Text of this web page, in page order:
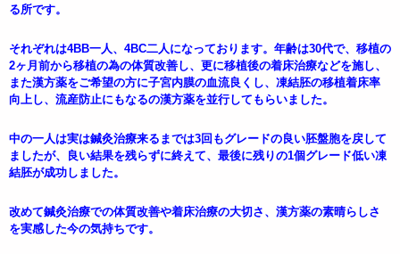
る所です。
それぞれは4BB一人、4BC二人になっております。年齢は30代で、移植の
2ヶ月前から移植の為の体質改善し、更に移植後の着床治療などを施し、
また漢方薬をご希望の方に子宮内膜の血流良くし、凍結胚の移植着床率
向上し、流産防止にもなるの漢方薬を並行してもらいました。
中の一人は実は鍼灸治療来るまでは3回もグレードの良い胚盤胞を戻して
ましたが、良い結果を残らずに終えて、最後に残りの1個グレード低い凍
結胚が成功しました。
改めて鍼灸治療での体質改善や着床治療の大切さ、漢方薬の素晴らしさ
を実感した今の気持ちです。